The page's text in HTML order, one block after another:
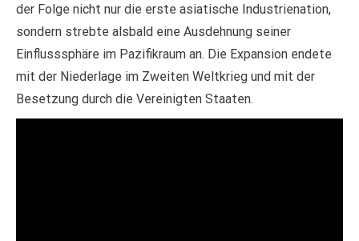
der Folge nicht nur die erste asiatische Industrienation,
sondern strebte alsbald eine Ausdehnung seiner
Einflusssphäre im Pazifikraum an. Die Expansion endete
mit der Niederlage im Zweiten Weltkrieg und mit der
Besetzung durch die Vereinigten Staaten.